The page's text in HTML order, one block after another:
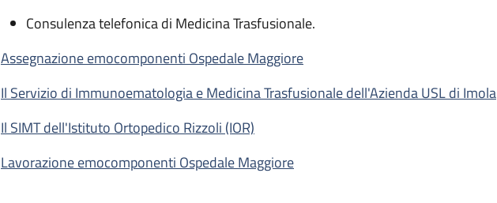
Consulenza telefonica di Medicina Trasfusionale.
Assegnazione emocomponenti Ospedale Maggiore
Il Servizio di Immunoematologia e Medicina Trasfusionale dell'Azienda USL di Imola
Il SIMT dell'Istituto Ortopedico Rizzoli (IOR)
Lavorazione emocomponenti Ospedale Maggiore